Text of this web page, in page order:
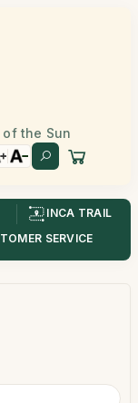
the Sun
INCA TRAIL
SERVICE